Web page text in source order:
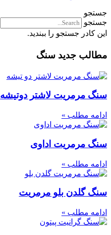
جستجو
جستجو
این کادر جستجو را ببندید.
مطالب جدید سنگ
سنگ مرمریت لاشتر دوتیشه
ادامه مطلب »
سنگ مرمریت اداوی
ادامه مطلب »
سنگ گلدن بلو مرمریت
ادامه مطلب »